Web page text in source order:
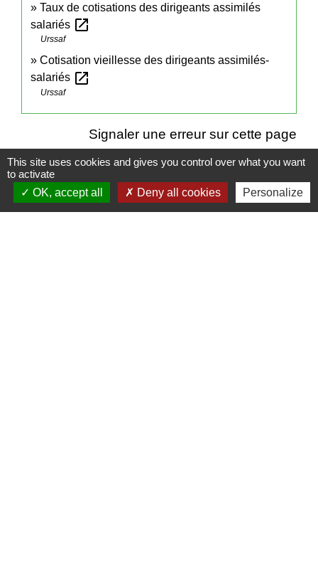
Taux de cotisations des dirigeants assimilés
salariés open_in_new
Urssaf
Cotisation vieillesse des dirigeants assimilés-
salariés open_in_new
Urssaf
Signaler une erreur sur cette page
Contacts
This site uses cookies and gives you control over what you want
to activate
OK, accept all
Deny all cookies Personalize